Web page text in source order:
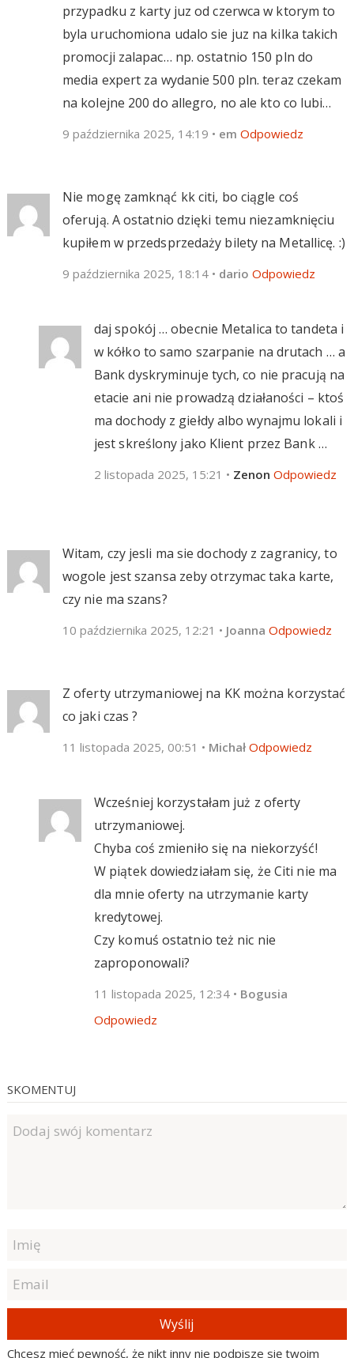
przypadku z karty juz od czerwca w ktorym to
byla uruchomiona udalo sie juz na kilka takich
promocji zalapac… np. ostatnio 150 pln do
media expert za wydanie 500 pln. teraz czekam
na kolejne 200 do allegro, no ale kto co lubi…
9 października 2025, 14:19 • em Odpowiedz
Nie mogę zamknąć kk citi, bo ciągle coś
oferują. A ostatnio dzięki temu niezamknięciu
kupiłem w przedsprzedaży bilety na Metallicę. :)
9 października 2025, 18:14 • dario Odpowiedz
daj spokój … obecnie Metalica to tandeta i
w kółko to samo szarpanie na drutach … a
Bank dyskryminuje tych, co nie pracują na
etacie ani nie prowadzą działaności – ktoś
ma dochody z giełdy albo wynajmu lokali i
jest skreślony jako Klient przez Bank …
2 listopada 2025, 15:21 • Zenon Odpowiedz
Witam, czy jesli ma sie dochody z zagranicy, to
wogole jest szansa zeby otrzymac taka karte,
czy nie ma szans?
10 października 2025, 12:21 • Joanna Odpowiedz
Z oferty utrzymaniowej na KK można korzystać
co jaki czas ?
11 listopada 2025, 00:51 • Michał Odpowiedz
Wcześniej korzystałam już z oferty
utrzymaniowej.
Chyba coś zmieniło się na niekorzyść!
W piątek dowiedziałam się, że Citi nie ma
dla mnie oferty na utrzymanie karty
kredytowej.
Czy komuś ostatnio też nic nie
zaproponowali?
11 listopada 2025, 12:34 • Bogusia
Odpowiedz
SKOMENTUJ
Wyślij
Chcesz mieć pewność, że nikt inny nie podpisze się twoim